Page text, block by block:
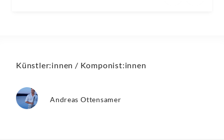
Künstler:innen / Komponist:innen
Andreas Ottensamer